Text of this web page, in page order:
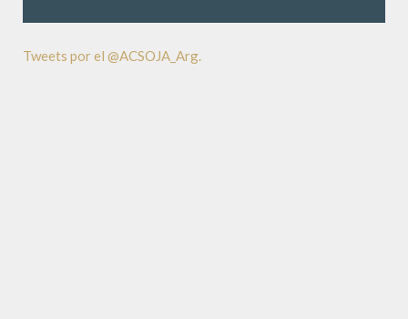
Tweets por el @ACSOJA_Arg.